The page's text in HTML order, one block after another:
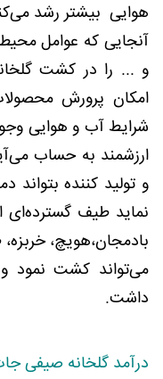
هوایی بیشتر رشد
آنجایی که عوامل
و ... را در کشت
امکان پرورش
شرایط آب و هوایی
ارزشمند به حساب
و تولید کننده
نماید طیف
بادمجان،هویچ، خربزه،
می‌تواند کشت نمود
داشت.
درآمد گلخانه صیفی